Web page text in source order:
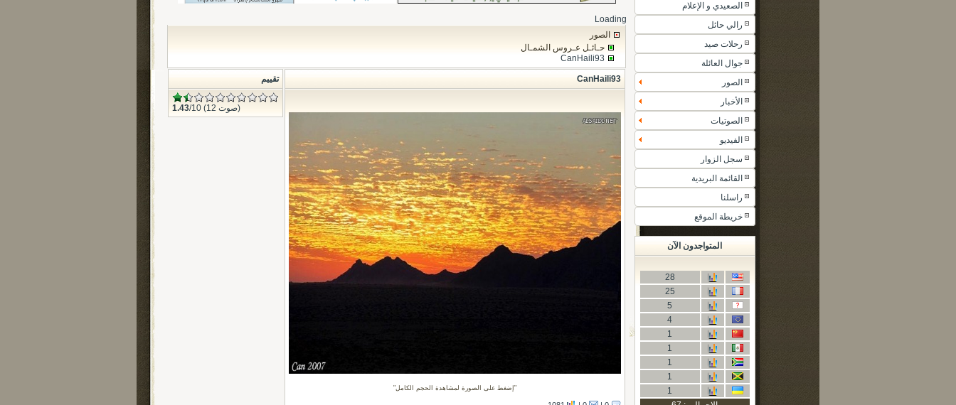
الصعيدي و الإعلام
رالي حائل
رحلات صيد
جوال العائلة
الصور
الأخبار
الصوتيات
الفيديو
سجل الزوار
القائمة البريدية
راسلنا
خريطة الموقع
المتواجدون الآن
28
25
5
4
1
1
1
1
1
Loading
الصور
حـائـل عـروس الشمـال
CanHaili93
إضغط على الصورة لمشاهدة الحجم الكامل
تقييم
1.43 /10 (12 صوت)